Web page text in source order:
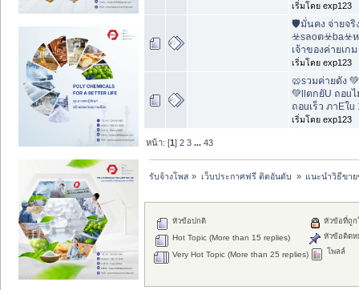
เริ่มโดย exp123
🛡มั่นคง จ่ายจริ
☣️sลoต☣️ba☣️ห
เจ้าของค่ายเก
เริ่มโดย exp123
🥨sวมค่ายดัง
💚llตกยัU ถอuไ
ถอuเร็ว ภาEใu
เริ่มโดย exp123
หน้า: [1]2 3 ...43
รับจ้างโพส » เว็บประกาศฟรี ติดอันดับ » แนะนำวิธีขาย
หัวข้อปกติ
Hot Topic (More than 15 replies)
Very Hot Topic (More than 25 replies)
หัวข้อที่ถู
หัวข้อติดห
โพลล์